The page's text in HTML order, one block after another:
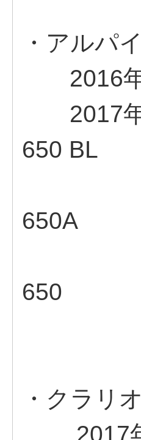
・アルパ
2016年
2017年
650 BL
650A
650
A9A9
・クラリ
2017年